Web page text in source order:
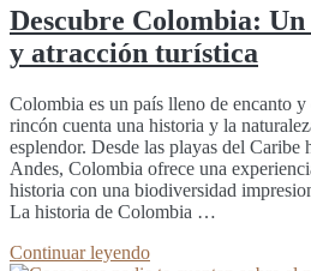
Descubre Colombia: Un
y atracción turística
Colombia es un país lleno de encanto
rincón cuenta una historia y la
esplendor. Desde las playas del Caribe
Andes, Colombia ofrece una
historia con una biodiversidad
La historia de Colombia …
Continuar leyendo